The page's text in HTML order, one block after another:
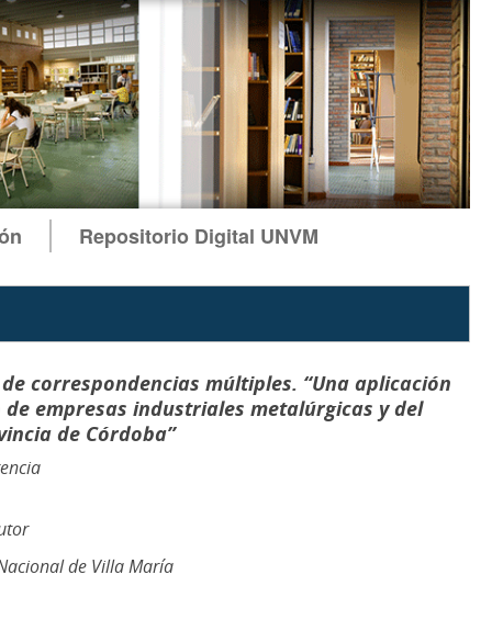
Repositorio Digital UNVM
correspondencias múltiples. “Una aplicación
empresas industriales metalúrgicas y del
de Córdoba”
de Villa María